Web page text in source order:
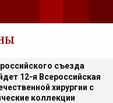
съезда
12-я Всероссийская
хирургии с
коллекции